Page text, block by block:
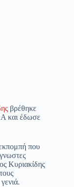
βρέθηκε
και έδωσε
που
Κυριακίδης